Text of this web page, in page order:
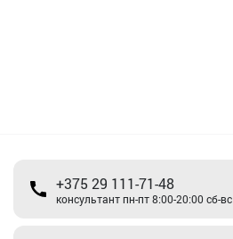
+375 29 111-71-48
консультант пн-пт 8:00-20:00 сб-